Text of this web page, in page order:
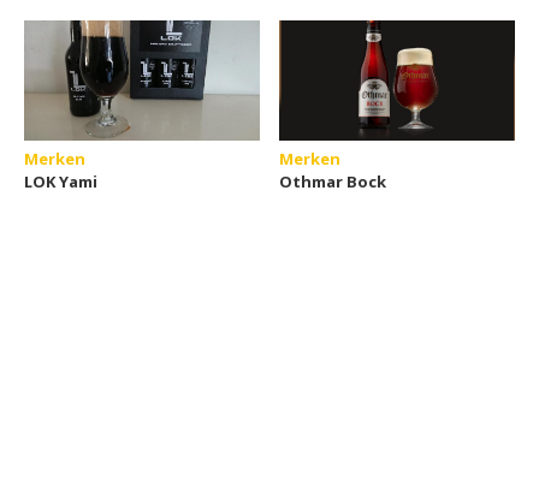
Merken
LOK Yami
Merken
Othmar Bock